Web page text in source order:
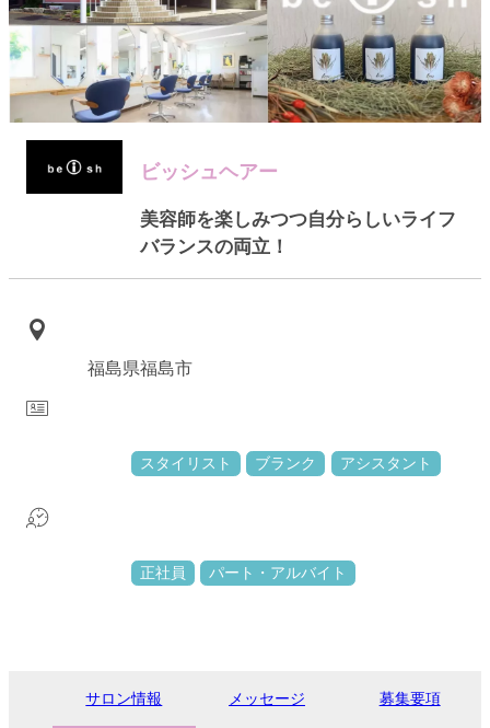
ビッシュヘアー
美容師を楽しみつつ自分らしいライフ
バランスの両立！
福島県福島市
スタイリスト ブランク アシスタント
正社員 パート・アルバイト
サロン情報 メッセージ 募集要項